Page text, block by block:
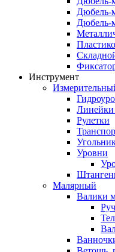
Дюбель-
Дюбель-
Инструмент
Линейки
Рулетки
Уровни
Малярный
Валики